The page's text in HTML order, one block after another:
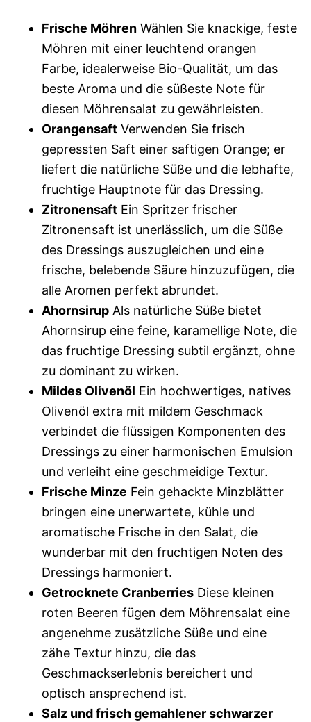
Frische Möhren Wählen Sie knackige, feste
Möhren mit einer leuchtend orangen
Farbe, idealerweise Bio-Qualität, um das
beste Aroma und die süßeste Note für
diesen Möhrensalat zu gewährleisten.
Orangensaft Verwenden Sie frisch
gepressten Saft einer saftigen Orange; er
liefert die natürliche Süße und die lebhafte,
fruchtige Hauptnote für das Dressing.
Zitronensaft Ein Spritzer frischer
Zitronensaft ist unerlässlich, um die Süße
des Dressings auszugleichen und eine
frische, belebende Säure hinzuzufügen, die
alle Aromen perfekt abrundet.
Ahornsirup Als natürliche Süße bietet
Ahornsirup eine feine, karamellige Note, die
das fruchtige Dressing subtil ergänzt, ohne
zu dominant zu wirken.
Mildes Olivenöl Ein hochwertiges, natives
Olivenöl extra mit mildem Geschmack
verbindet die flüssigen Komponenten des
Dressings zu einer harmonischen Emulsion
und verleiht eine geschmeidige Textur.
Frische Minze Fein gehackte Minzblätter
bringen eine unerwartete, kühle und
aromatische Frische in den Salat, die
wunderbar mit den fruchtigen Noten des
Dressings harmoniert.
Getrocknete Cranberries Diese kleinen
roten Beeren fügen dem Möhrensalat eine
angenehme zusätzliche Süße und eine
zähe Textur hinzu, die das
Geschmackserlebnis bereichert und
optisch ansprechend ist.
Salz und frisch gemahlener schwarzer